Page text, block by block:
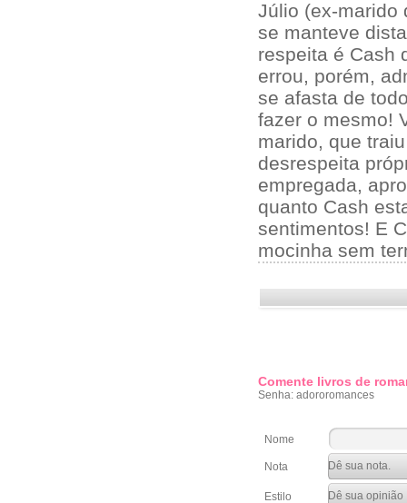
Júlio (ex-marido
se manteve
respeita é Cash
errou, porém,
se afasta de
fazer o mesmo!
marido, que
desrespeita
empregada,
quanto Cash
sentimentos! E
mocinha sem
Comente livros de
Senha: adororomances
Nome
Nota
Estilo